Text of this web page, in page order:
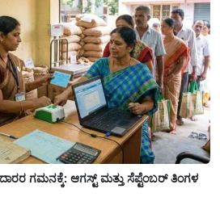
ಗಮನಕ್ಕೆ: ಆಗಸ್ಟ್ ಮತ್ತು ಸೆಪ್ಟೆಂಬರ್ ತಿಂಗಳ